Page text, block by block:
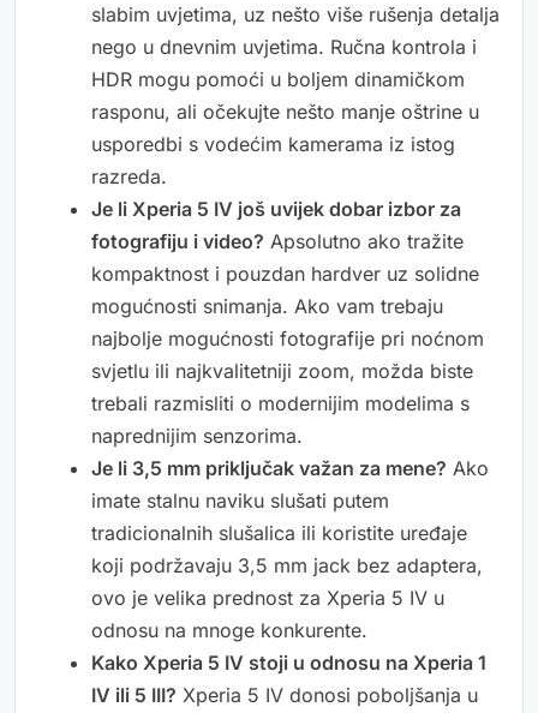
slabim uvjetima, uz nešto više rušenja detalja
nego u dnevnim uvjetima. Ručna kontrola i
HDR mogu pomoći u boljem dinamičkom
rasponu, ali očekujte nešto manje oštrine u
usporedbi s vodećim kamerama iz istog
razreda.
Je li Xperia 5 IV još uvijek dobar izbor za
fotografiju i video? Apsolutno ako tražite
kompaktnost i pouzdan hardver uz solidne
mogućnosti snimanja. Ako vam trebaju
najbolje mogućnosti fotografije pri noćnom
svjetlu ili najkvalitetniji zoom, možda biste
trebali razmisliti o modernijim modelima s
naprednijim senzorima.
Je li 3,5 mm priključak važan za mene? Ako
imate stalnu naviku slušati putem
tradicionalnih slušalica ili koristite uređaje
koji podržavaju 3,5 mm jack bez adaptera,
ovo je velika prednost za Xperia 5 IV u
odnosu na mnoge konkurente.
Kako Xperia 5 IV stoji u odnosu na Xperia 1
IV ili 5 III? Xperia 5 IV donosi poboljšanja u